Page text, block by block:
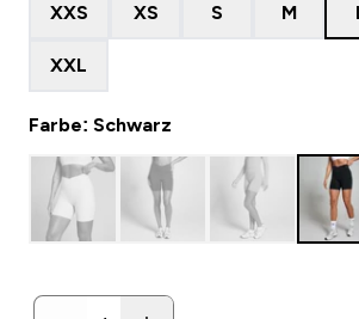
XXS XS S M
XXL
Farbe: Schwarz